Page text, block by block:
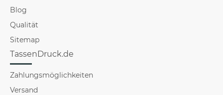
Blog
Qualität
Sitemap
TassenDruck.de
Zahlungsmöglichkeiten
Versand